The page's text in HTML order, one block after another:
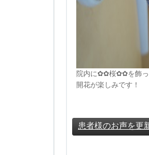
院内に✿✿桜✿✿を飾っ
開花が楽しみです！
患者様のお声を更